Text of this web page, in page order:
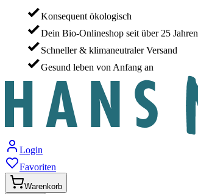
Konsequent ökologisch
Dein Bio-Onlineshop seit über 25 Jahren
Schneller & klimaneutraler Versand
Gesund leben von Anfang an
Login
Favoriten
Warenkorb